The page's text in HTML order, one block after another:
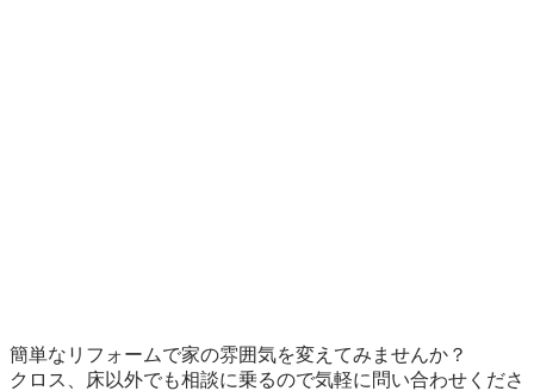
簡単なリフォームで家の雰囲気を変えてみませんか？
クロス、床以外でも相談に乗るので気軽に問い合わせくださ